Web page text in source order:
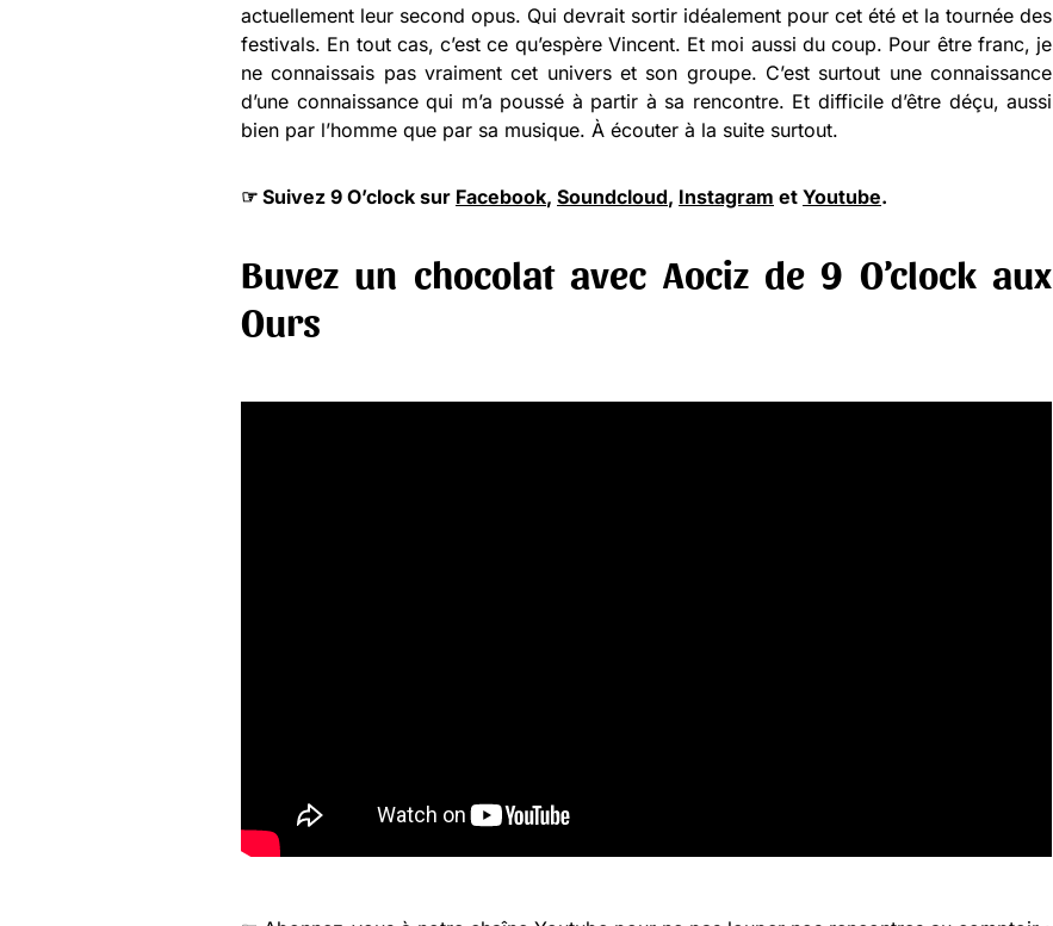
actuellement leur second opus. Qui devrait sortir idéalement pour cet été et la tournée des
festivals. En tout cas, c’est ce qu’espère Vincent. Et moi aussi du coup. Pour être franc, je
ne connaissais pas vraiment cet univers et son groupe. C’est surtout une connaissance
d’une connaissance qui m’a poussé à partir à sa rencontre. Et difficile d’être déçu, aussi
bien par l’homme que par sa musique. À écouter à la suite surtout.
☞ Suivez 9 O’clock sur Facebook, Soundcloud, Instagram et Youtube.
Buvez un chocolat avec Aociz de 9 O’clock aux
Ours